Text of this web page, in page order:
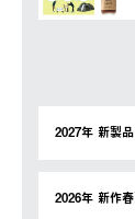
2027年 新製
2026年 新作